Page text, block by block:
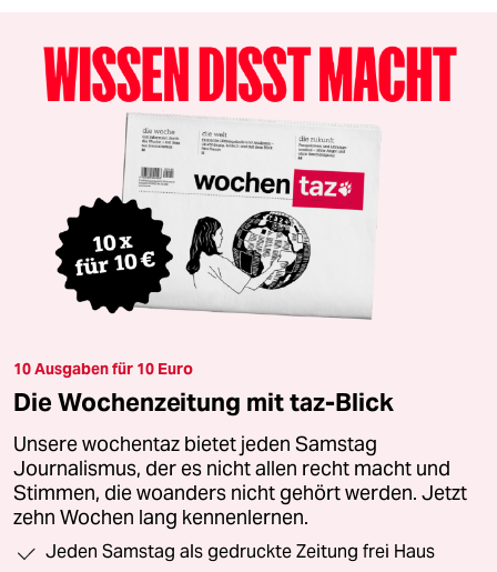
10 Ausgaben für 10 Euro
Die Wochenzeitung mit taz-Blick
Unsere wochentaz bietet jeden Samstag
Journalismus, der es nicht allen recht macht und
Stimmen, die woanders nicht gehört werden. Jetzt
zehn Wochen lang kennenlernen.
Jeden Samstag als gedruckte Zeitung frei Haus